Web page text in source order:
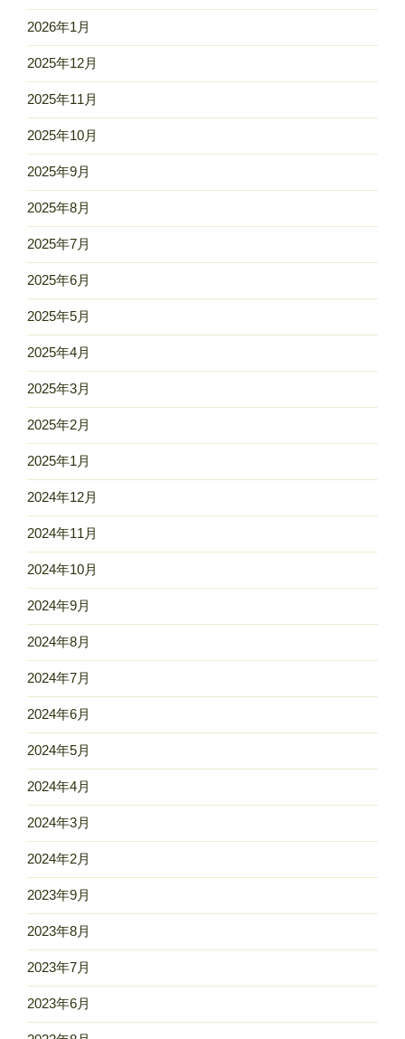
2026年1月
2025年12月
2025年11月
2025年10月
2025年9月
2025年8月
2025年7月
2025年6月
2025年5月
2025年4月
2025年3月
2025年2月
2025年1月
2024年12月
2024年11月
2024年10月
2024年9月
2024年8月
2024年7月
2024年6月
2024年5月
2024年4月
2024年3月
2024年2月
2023年9月
2023年8月
2023年7月
2023年6月